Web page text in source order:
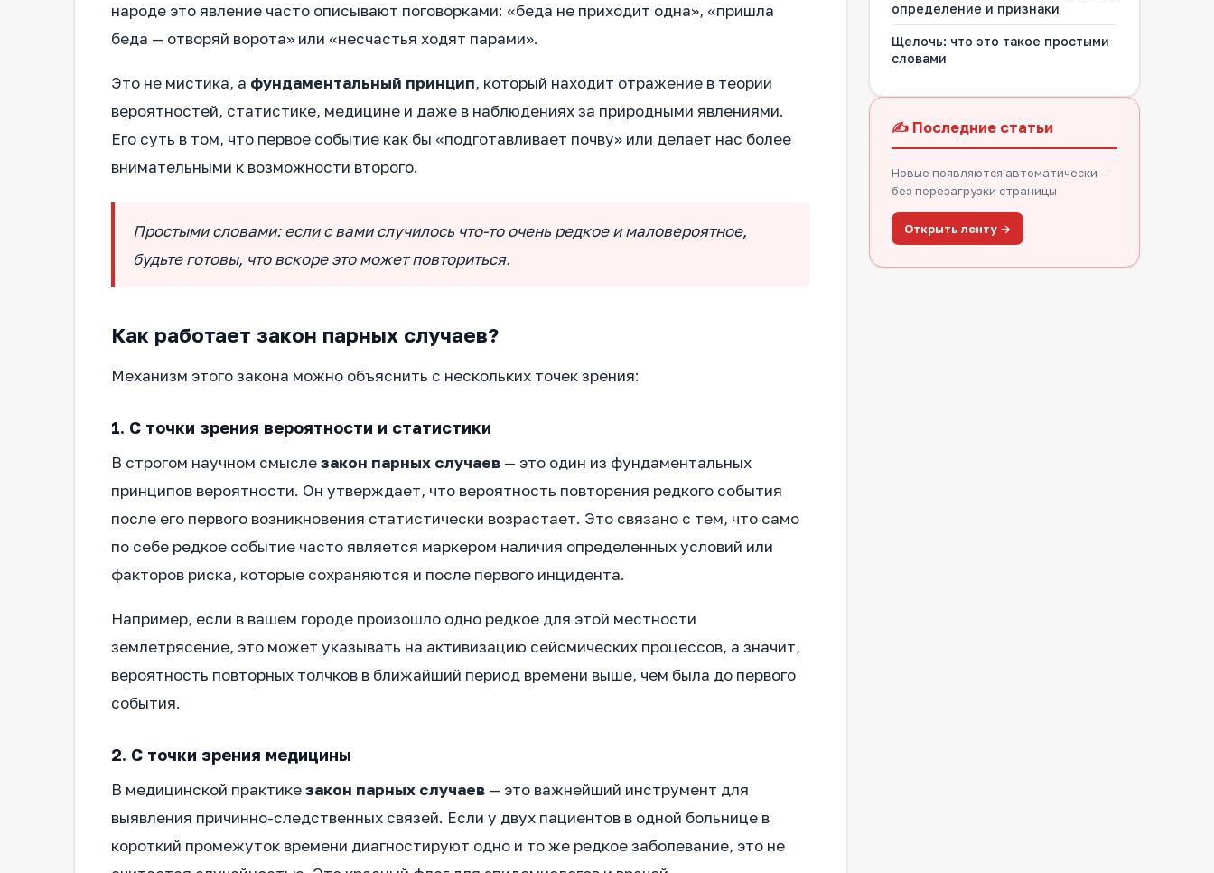
народе это явление часто описывают поговорками: «беда не приходит одна», «пришла
беда — отворяй ворота» или «несчастья ходят парами».
Это не мистика, а фундаментальный принцип, который находит отражение в теории
вероятностей, статистике, медицине и даже в наблюдениях за природными явлениями.
Его суть в том, что первое событие как бы «подготавливает почву» или делает нас более
внимательными к возможности второго.
Простыми словами: если с вами случилось что-то очень редкое и маловероятное,
будьте готовы, что вскоре это может повториться.
Как работает закон парных случаев?
Механизм этого закона можно объяснить с нескольких точек зрения:
1. С точки зрения вероятности и статистики
В строгом научном смыслезакон парных случаев — это один из фундаментальных
принципов вероятности. Он утверждает, что вероятность повторения редкого события
после его первого возникновения статистически возрастает. Это связано с тем, что само
по себе редкое событие часто является маркером наличия определенных условий или
факторов риска, которые сохраняются и после первого инцидента.
Например, если в вашем городе произошло одно редкое для этой местности
землетрясение, это может указывать на активизацию сейсмических процессов, а значит,
вероятность повторных толчков в ближайший период времени выше, чем была до первого
события.
2. С точки зрения медицины
В медицинской практикезакон парных случаев — это важнейший инструмент для
выявления причинно-следственных связей. Если у двух пациентов в одной больнице в
короткий промежуток времени диагностируют одно и то же редкое заболевание, это не
определение и признаки
Щелочь: что это такое простыми
словами
✍️ Последние статьи
Новые появляются автоматически —
без перезагрузки страницы
Открыть ленту →